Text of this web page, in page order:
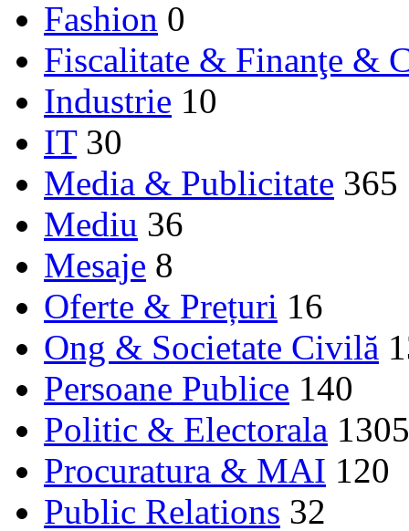
Fashion 0
Fiscalitate & Finanţe &
Industrie 10
IT 30
Media & Publicitate 365
Mediu 36
Mesaje 8
Oferte & Prețuri 16
Ong & Societate Civilă
Persoane Publice 140
Politic & Electorala 1305
Procuratura & MAI 120
Public Relations 32